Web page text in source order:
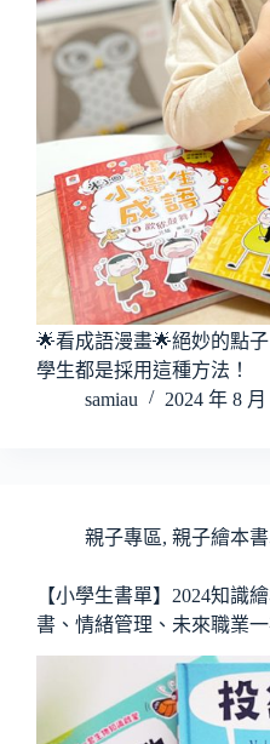
🌟看成語漫畫🌟絕妙的點
學生都是採用這種方法！
samiau
2024 年 8 月
親子專區, 親子繪本
【小學生書單】2024知識
書、情緒管理、未來職業一